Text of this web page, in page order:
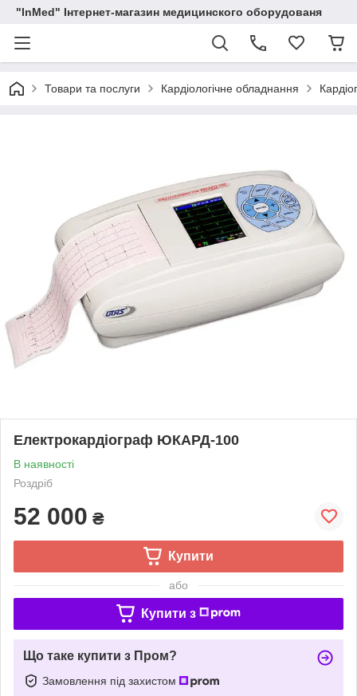
"InMed" Інтернет-магазин медицинского оборудованя
Товари та послуги Кардіологічне обладнання
Електрокардіограф ЮКАРД-100
В наявності
Роздріб
52 000 ₴
Купити
або
Купити з
Що таке купити з Пром?
Замовлення під захистом